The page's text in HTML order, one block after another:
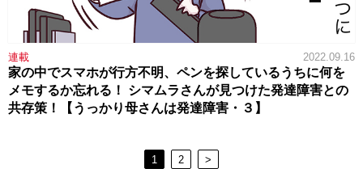
連載 2022.09.16
家の中でスマホが行方不明、ペンを探しているうちに何を
メモするか忘れる！ シマムラさんが見つけた発達障害との
共存策！【うっかり母さんは発達障害・３】
1 2 >